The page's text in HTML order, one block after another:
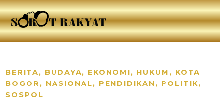
BERITA, BUDAYA, EKONOMI, HUKUM , KOTA
BOGOR , NASIONAL, PENDIDIKAN, POLITIK,
SOSPOL